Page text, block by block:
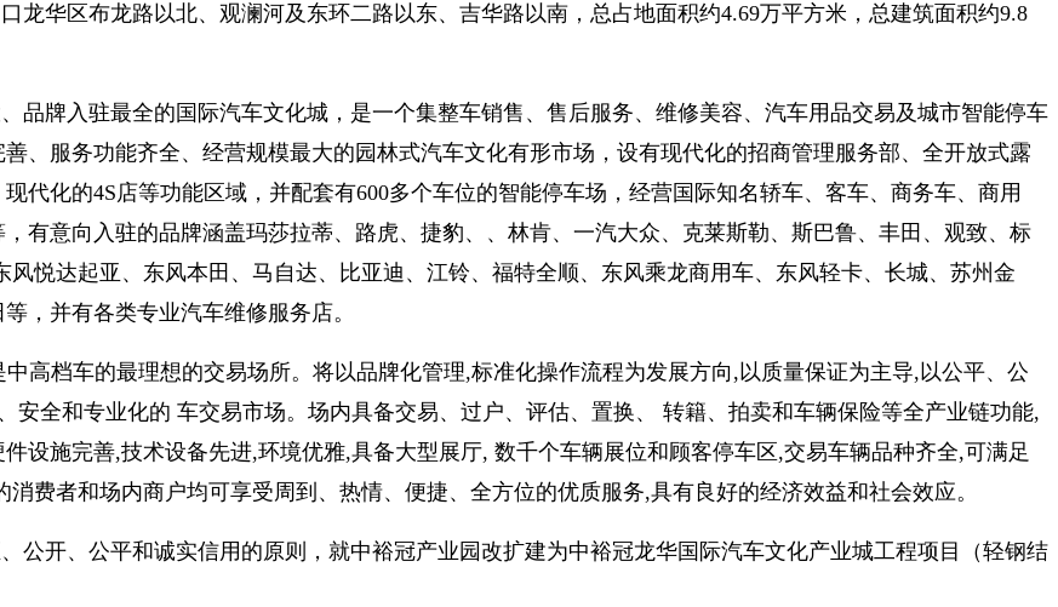
龙华区布龙路以北、观澜河及东环二路以东、吉华路以南，总占地面积约4.69万平方米，总建筑面积约9.8
品牌入驻最全的国际汽车文化城，是一个集整车销售、售后服务、维修美容、汽车用品交易及城市智能停车
、服务功能齐全、经营规模最大的园林式汽车文化有形市场，设有现代化的招商管理服务部、全开放式露
代化的4S店等功能区域，并配套有600多个车位的智能停车场，经营国际知名轿车、客车、商务车、商用
有意向入驻的品牌涵盖玛莎拉蒂、路虎、捷豹、、林肯、一汽大众、克莱斯勒、斯巴鲁、丰田、观致、标
悦达起亚、东风本田、马自达、比亚迪、江铃、福特全顺、东风乘龙商用车、东风轻卡、长城、苏州金
，并有各类专业汽车维修服务店。
高档车的最理想的交易场所。将以品牌化管理,标准化操作流程为发展方向,以质量保证为主导,以公平、公
全和专业化的 车交易市场。场内具备交易、过户、评估、置换、 转籍、拍卖和车辆保险等全产业链功能,
设施完善,技术设备先进,环境优雅,具备大型展厅, 数千个车辆展位和顾客停车区,交易车辆品种齐全,可满足
费者和场内商户均可享受周到、热情、便捷、全方位的优质服务,具有良好的经济效益和社会效应。
公开、公平和诚实信用的原则，就中裕冠产业园改扩建为中裕冠龙华国际汽车文化产业城工程项目（轻钢结